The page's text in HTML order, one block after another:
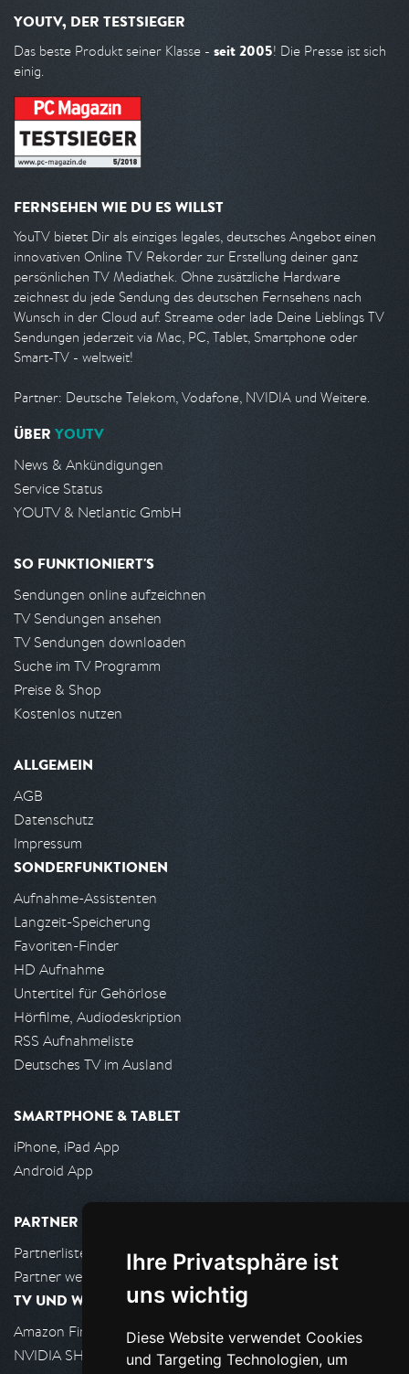
Ihre Privatsphäre ist
uns wichtig
Diese Website verwendet Cookies
und Targeting Technologien, um
YOUTV, DER TESTSIEGER
Das beste Produkt seiner Klasse - seit 2005! Die Presse ist sich
einig.
FERNSEHEN WIE DU ES WILLST
YouTV bietet Dir als einziges legales, deutsches Angebot einen
innovativen Online TV Rekorder zur Erstellung deiner ganz
persönlichen TV Mediathek. Ohne zusätzliche Hardware
zeichnest du jede Sendung des deutschen Fernsehens nach
Wunsch in der Cloud auf. Streame oder lade Deine Lieblings TV
Sendungen jederzeit via Mac, PC, Tablet, Smartphone oder
Smart-TV - weltweit!
Partner: Deutsche Telekom, Vodafone, NVIDIA und Weitere.
ÜBER YOUTV
News & Ankündigungen
Service Status
YOUTV & Netlantic GmbH
SO FUNKTIONIERT'S
Sendungen online aufzeichnen
TV Sendungen ansehen
TV Sendungen downloaden
Suche im TV Programm
Preise & Shop
Kostenlos nutzen
ALLGEMEIN
AGB
Datenschutz
Impressum
SONDERFUNKTIONEN
Aufnahme-Assistenten
Langzeit-Speicherung
Favoriten-Finder
HD Aufnahme
Untertitel für Gehörlose
Hörfilme, Audiodeskription
RSS Aufnahmeliste
Deutsches TV im Ausland
SMARTPHONE & TABLET
iPhone, iPad App
Android App
PARTNER
Partnerliste
Partner werden
TV UND WOHNZIMMER
Amazon FireTV
NVIDIA SHIELD, Google TV